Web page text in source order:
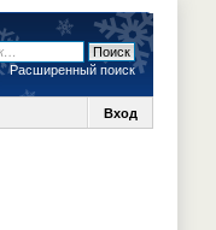
Расширенный поиск
Вход